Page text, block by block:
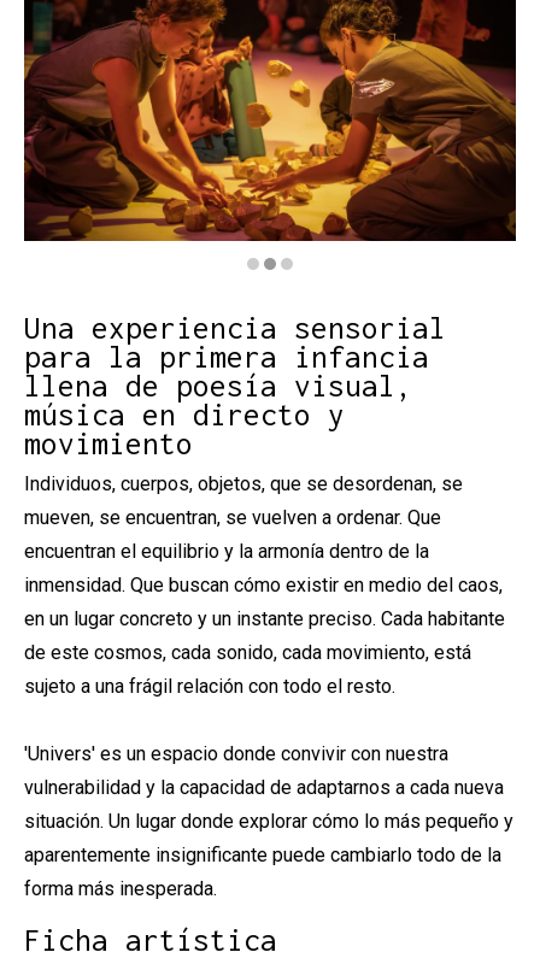
Una experiencia sensorial
para la primera infancia
llena de poesía visual,
música en directo y
movimiento
Individuos, cuerpos, objetos, que se desordenan, se
mueven, se encuentran, se vuelven a ordenar. Que
encuentran el equilibrio y la armonía dentro de la
inmensidad. Que buscan cómo existir en medio del caos,
en un lugar concreto y un instante preciso. Cada habitante
de este cosmos, cada sonido, cada movimiento, está
sujeto a una frágil relación con todo el resto.
'Univers' es un espacio donde convivir con nuestra
vulnerabilidad y la capacidad de adaptarnos a cada nueva
situación. Un lugar donde explorar cómo lo más pequeño y
aparentemente insignificante puede cambiarlo todo de la
forma más inesperada.
Ficha artística